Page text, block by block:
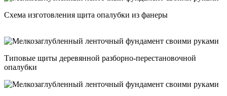
Схема изготовления щита опалубки из фанеры
Типовые щиты деревянной разборно-перестановочной
опалубки